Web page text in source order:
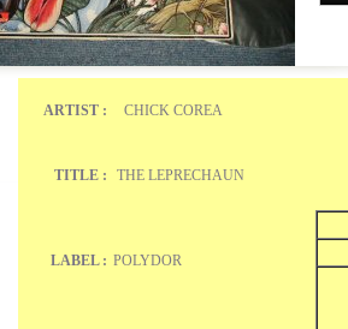
ARTIST : CHICK COREA
TITLE : THE LEPRECHAUN
LABEL : POLYDOR